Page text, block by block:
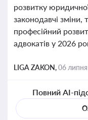
розвитку
законодавчі зміни,
професійний
адвокатів у 2026
LIGA ZAKON,06
Повний AI-